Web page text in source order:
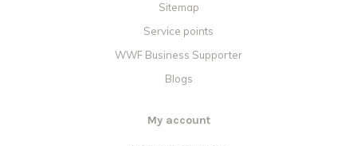
Sitemap
Service points
WWF Business Supporter
Blogs
My account